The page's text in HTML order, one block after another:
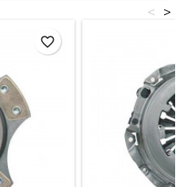
>
<
favorite_border